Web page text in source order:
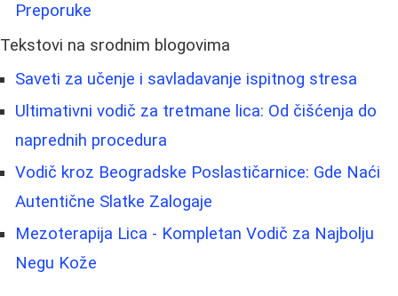
Preporuke
Tekstovi na srodnim blogovima
Saveti za učenje i savladavanje ispitnog stresa
Ultimativni vodič za tretmane lica: Od čišćenja do
naprednih procedura
Vodič kroz Beogradske Poslastičarnice: Gde Naći
Autentične Slatke Zalogaje
Mezoterapija Lica - Kompletan Vodič za Najbolju
Negu Kože